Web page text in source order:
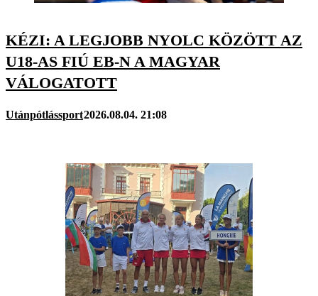
KÉZI: A LEGJOBB NYOLC KÖZÖTT AZ
U18-AS FIÚ EB-N A MAGYAR
VÁLOGATOTT
Utánpótlássport2026.08.04. 21:08